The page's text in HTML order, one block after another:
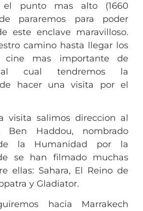
el punto mas alto (1660
pararemos para poder
este enclave maravilloso.
camino hasta llegar los
cine mas importante de
al cual tendremos la
hacer una visita por el
visita salimos direccion al
Haddou, nombrado
la Humanidad por la
se han filmado muchas
ellas: Sahara, El Reino de
y Gladiator.
hacia Marrakech